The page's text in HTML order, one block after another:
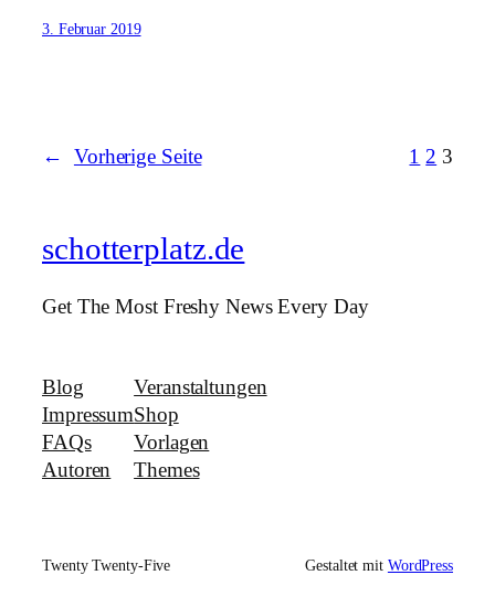
3. Februar 2019
← Vorherige Seite 1 2 3
schotterplatz.de
Get The Most Freshy News Every Day
Blog
Impressum
FAQs
Autoren
Veranstaltungen
Shop
Vorlagen
Themes
Twenty Twenty-Five Gestaltet mit WordPress